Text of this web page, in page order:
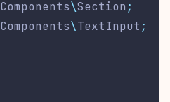
Components\Section ;
Components\TextInput ;